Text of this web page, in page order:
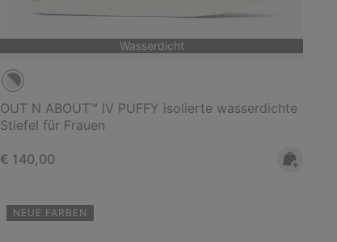
Wasserdicht
OUT N ABOUT™ IV PUFFY isolierte wasserdichte
Stiefel für Frauen
Regular price:
€ 140,00
NEUE FARBEN